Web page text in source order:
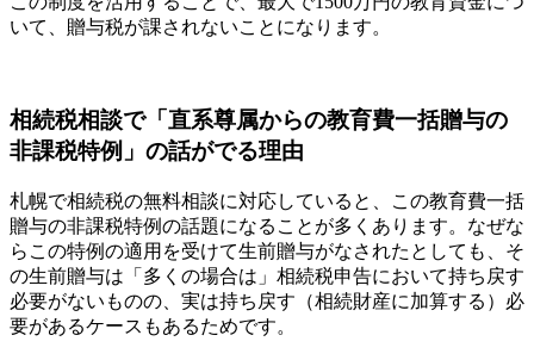
いて、贈与税が課されないことになります。
相続税相談で「直系尊属からの教育費一括贈与の
非課税特例」の話がでる理由
札幌で相続税の無料相談に対応していると、この教育費一括
贈与の非課税特例の話題になることが多くあります。なぜな
らこの特例の適用を受けて生前贈与がなされたとしても、そ
の生前贈与は「多くの場合は」相続税申告において持ち戻す
必要がないものの、実は持ち戻す（相続財産に加算する）必
要があるケースもあるためです。